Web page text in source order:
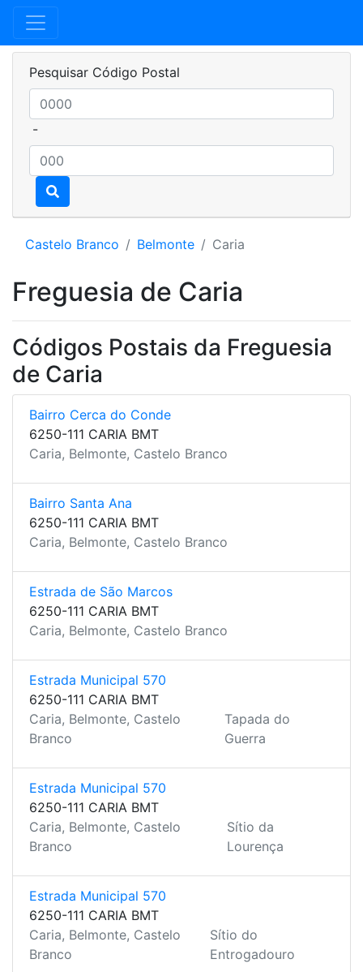
Pesquisar Código Postal
-
Castelo Branco Belmonte Caria
Freguesia de Caria
Códigos Postais da Freguesia
de Caria
Bairro Cerca do Conde
6250-111 CARIA BMT
Caria, Belmonte, Castelo Branco
Bairro Santa Ana
6250-111 CARIA BMT
Caria, Belmonte, Castelo Branco
Estrada de São Marcos
6250-111 CARIA BMT
Caria, Belmonte, Castelo Branco
Estrada Municipal 570
6250-111 CARIA BMT
Caria, Belmonte, Castelo
Branco
Tapada do
Guerra
Estrada Municipal 570
6250-111 CARIA BMT
Caria, Belmonte, Castelo
Branco
Sítio da
Lourença
Estrada Municipal 570
6250-111 CARIA BMT
Caria, Belmonte, Castelo
Branco
Sítio do
Entrogadouro